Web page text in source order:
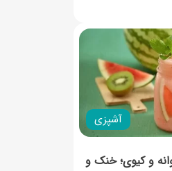
آشپزی
و کیوی؛ خنک و